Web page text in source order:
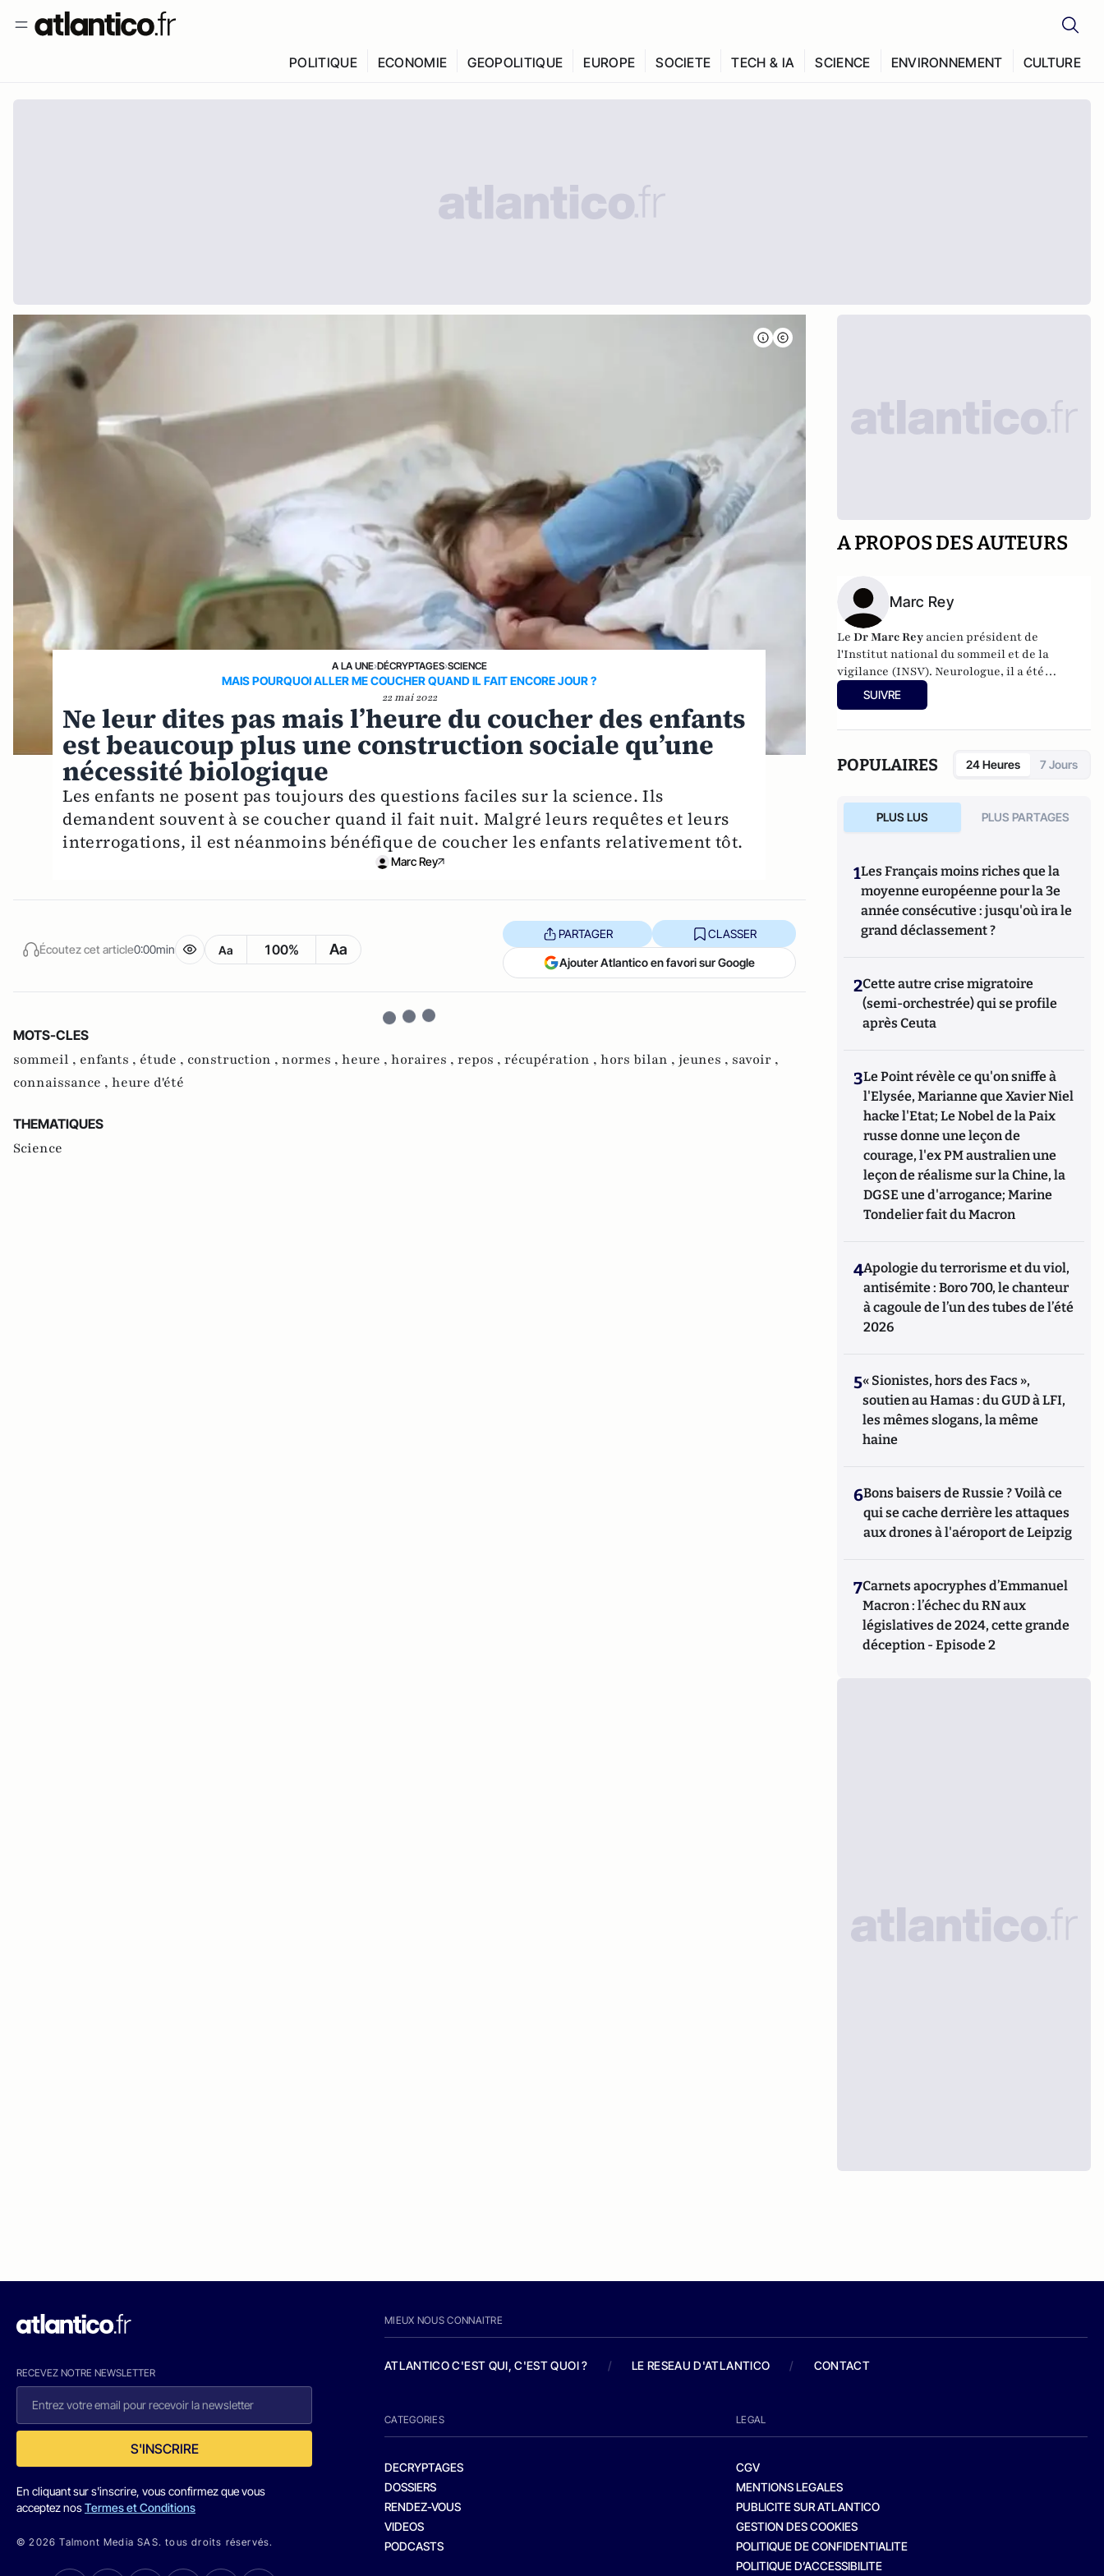
POLITIQUE ECONOMIE GEOPOLITIQUE EUROPE SOCIETE TECH & IA SCIENCE ENVIRONNEMENT CULTURE
A LA UNE›DÉCRYPTAGES›SCIENCE
MAIS POURQUOI ALLER ME COUCHER QUAND IL FAIT ENCORE JOUR ?
22 mai 2022
Ne leur dites pas mais l’heure du coucher des enfants
est beaucoup plus une construction sociale qu’une
nécessité biologique
Les enfants ne posent pas toujours des questions faciles sur la science. Ils
demandent souvent à se coucher quand il fait nuit. Malgré leurs requêtes et leurs
interrogations, il est néanmoins bénéfique de coucher les enfants relativement tôt.
Marc Rey
Écoutez cet article0:00min Aa 100% Aa
PARTAGER CLASSER
Ajouter Atlantico en favori sur Google
MOTS-CLES
sommeil , enfants , étude , construction , normes , heure , horaires , repos , récupération , hors bilan , jeunes , savoir ,
connaissance , heure d'été
THEMATIQUES
Science
A PROPOS DES AUTEURS
Marc Rey
LeDr Marc Rey ancien président de
l'Institut national du sommeil et de la
vigilance (INSV). Neurologue, il a été
responsable du Centre du Sommeil de
l’Hôpital de la Timone – AP-HM à Marseille.
SUIVRE
POPULAIRES 24 Heures 7 Jours
PLUS LUS PLUS PARTAGES
1Les Français moins riches que la
moyenne européenne pour la 3e
année consécutive : jusqu'où ira le
grand déclassement ?
2Cette autre crise migratoire
(semi-orchestrée) qui se profile
après Ceuta
3Le Point révèle ce qu'on sniffe à
l'Elysée, Marianne que Xavier Niel
hacke l'Etat; Le Nobel de la Paix
russe donne une leçon de
courage, l'ex PM australien une
leçon de réalisme sur la Chine, la
DGSE une d'arrogance; Marine
Tondelier fait du Macron
4Apologie du terrorisme et du viol,
antisémite : Boro 700, le chanteur
à cagoule de l’un des tubes de l’été
2026
5« Sionistes, hors des Facs »,
soutien au Hamas : du GUD à LFI,
les mêmes slogans, la même
haine
6Bons baisers de Russie ? Voilà ce
qui se cache derrière les attaques
aux drones à l'aéroport de Leipzig
7Carnets apocryphes d’Emmanuel
Macron : l’échec du RN aux
législatives de 2024, cette grande
déception - Episode 2
RECEVEZ NOTRE NEWSLETTER
S'INSCRIRE
En cliquant sur s'inscrire, vous confirmez que vous
acceptez nosTermes et Conditions
© 2026 Talmont Media SAS. tous droits réservés.
MIEUX NOUS CONNAITRE
ATLANTICO C'EST QUI, C'EST QUOI ? / LE RESEAU D'ATLANTICO / CONTACT
CATEGORIES
DECRYPTAGES
DOSSIERS
RENDEZ-VOUS
VIDEOS
PODCASTS
LEGAL
CGV
MENTIONS LEGALES
PUBLICITE SUR ATLANTICO
GESTION DES COOKIES
POLITIQUE DE CONFIDENTIALITE
POLITIQUE D’ACCESSIBILITE